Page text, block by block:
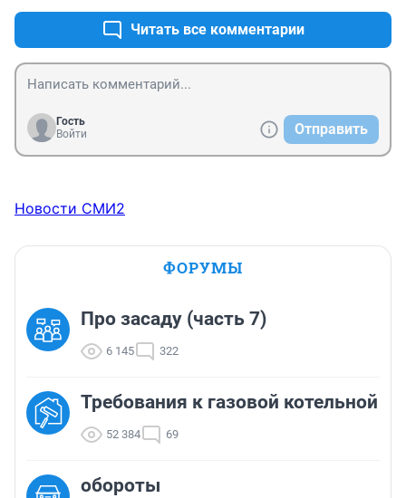
Читать все комментарии
Гость
Войти
Отправить
Новости СМИ2
ФОРУМЫ
Про засаду (часть 7)
6 145 322
Требования к газовой котельной
52 384 69
обороты